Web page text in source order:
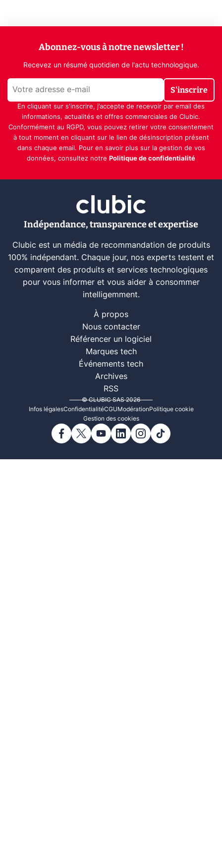
Abonnez-vous à notre newsletter !
Recevez un résumé quotidien de l'actu technologique.
S'inscrire
En cliquant sur s'inscrire, j’accepte de recevoir par email des
informations, actualités et offres commerciales de Clubic.
Conformément au RGPD, vous pouvez retirer votre consentement
à tout moment en cliquant sur le lien de désinscription présent
dans chaque email. Pour en savoir plus sur la gestion de vos
données, consultez notre Politique de confidentialité
Indépendance, transparence et expertise
Clubic est un média de recommandation de produits
100% indépendant. Chaque jour, nos experts testent et
comparent des produits et services technologiques
pour vous informer et vous aider à consommer
intelligemment.
À propos
Nous contacter
Référencer un logiciel
Marques tech
Événements tech
Archives
RSS
© CLUBIC SAS 2026
Infos légalesConfidentialitéCGUModérationPolitique cookie
Gestion des cookies